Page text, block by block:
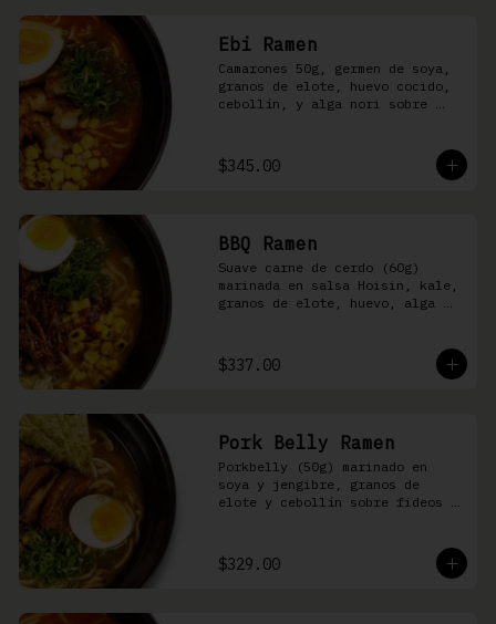
Ebi Ramen
Camarones 50g, germen de soya,
granos de elote, huevo cocido,
cebollín, y alga nori sobre
$345.00
BBQ Ramen
Suave carne de cerdo (60g)
marinada en salsa Hoisin, kale,
granos de elote, huevo, alga
cerdo
$337.00
Pork Belly Ramen
Porkbelly (50g) marinado en
soya y jengibre, granos de
elote y cebollín sobre fideos
$329.00